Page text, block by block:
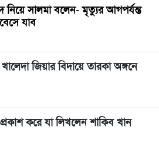
নিয়ে সালমা বলেন- ‍‌‌‌মৃত্যুর আগপর্যন্ত
যাব
জিয়ার বিদায়ে তারকা অঙ্গনে
করে যা লিখলেন শাকিব খান